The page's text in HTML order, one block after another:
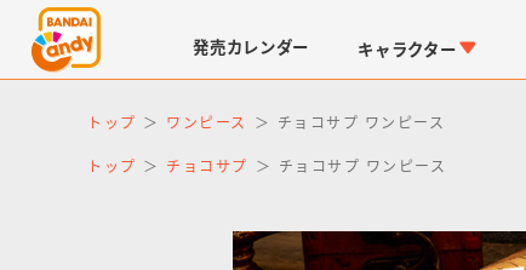
発売カレンダー キャラクター
トップ ワンピース チョコサプ ワンピース
トップ チョコサプ チョコサプ ワンピース